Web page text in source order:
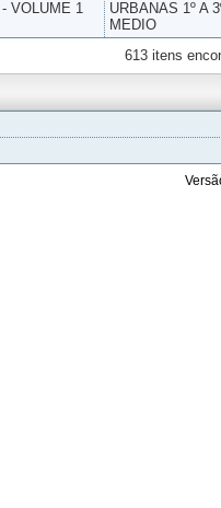
VOLUME 1
URBANAS 1º A
MEDIO
613 itens